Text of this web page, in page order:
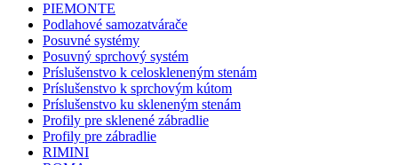
PIEMONTE
Podlahové samozatvárače
Posuvné systémy
Posuvný sprchový systém
Príslušenstvo k celoskleneným stenám
Príslušenstvo k sprchovým kútom
Príslušenstvo ku skleneným stenám
Profily pre sklenené zábradlie
Profily pre zábradlie
RIMINI